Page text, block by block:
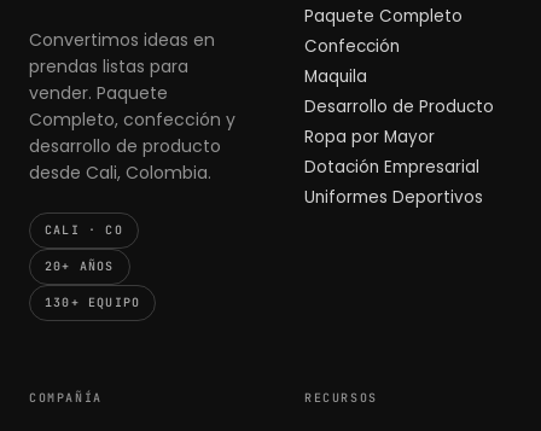
Convertimos ideas en
prendas listas para
vender. Paquete
Completo, confección y
desarrollo de producto
desde Cali, Colombia.
CALI · CO
20+ AÑOS
130+ EQUIPO
Paquete Completo
Confección
Maquila
Desarrollo de Producto
Ropa por Mayor
Dotación Empresarial
Uniformes Deportivos
COMPAÑÍA RECURSOS